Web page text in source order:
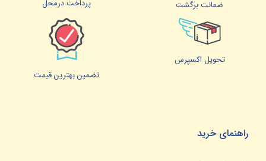
ضمانت برگشت پرداخت درمحل
تحویل اکسپرس
تضمین بهترین قیمت
راهنمای خرید